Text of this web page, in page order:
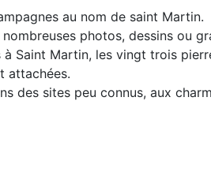
au nom de saint Martin.
photos, dessins ou
Saint Martin, les vingt trois
attachées.
des sites peu connus, aux